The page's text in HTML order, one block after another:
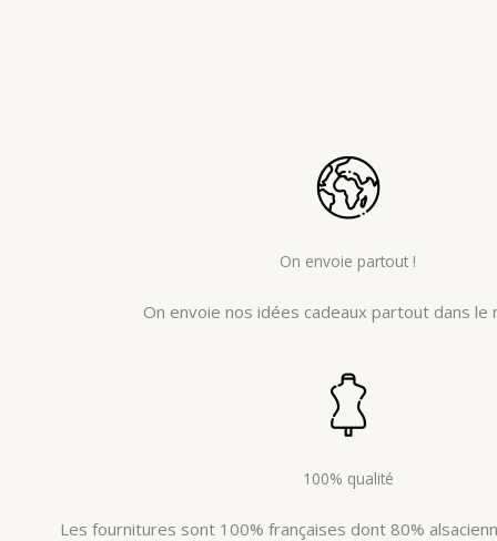
On envoie partout !
On envoie nos idées cadeaux partout dans le
100% qualité
Les fournitures sont 100% françaises dont 80%